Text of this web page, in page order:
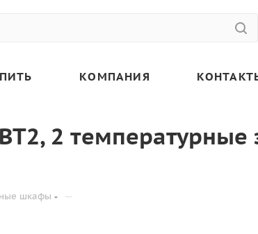
КОМПАНИЯ
2 температурные
шкафы —